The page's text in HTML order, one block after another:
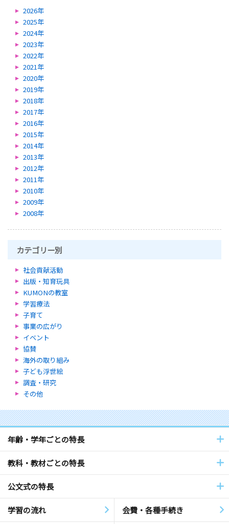
2026年
2025年
2024年
2023年
2022年
2021年
2020年
2019年
2018年
2017年
2016年
2015年
2014年
2013年
2012年
2011年
2010年
2009年
2008年
カテゴリー別
社会貢献活動
出版・知育玩具
KUMONの教室
学習療法
子育て
事業の広がり
イベント
協賛
海外の取り組み
子ども浮世絵
調査・研究
その他
年齢・学年ごとの特長
教科・教材ごとの特長
公文式の特長
学習の流れ 会費・各種手続き